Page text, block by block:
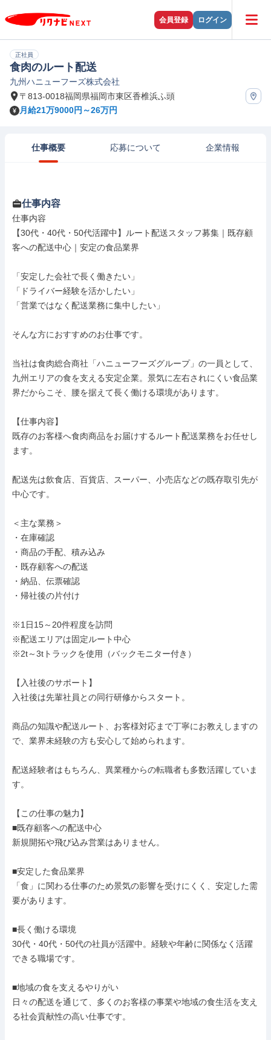
会員登録 ログイン
正社員
食肉のルート配送
九州ハニューフーズ株式会社
〒813-0018福岡県福岡市東区香椎浜ふ頭
月給21万9000円～26万円
仕事概要 応募について 企業情報
仕事内容
仕事内容
【30代・40代・50代活躍中】ルート配送スタッフ募集｜既存顧
客への配送中心｜安定の食品業界
「安定した会社で長く働きたい」
「ドライバー経験を活かしたい」
「営業ではなく配送業務に集中したい」
そんな方におすすめのお仕事です。
当社は食肉総合商社「ハニューフーズグループ」の一員として、
九州エリアの食を支える安定企業。景気に左右されにくい食品業
界だからこそ、腰を据えて長く働ける環境があります。
【仕事内容】
既存のお客様へ食肉商品をお届けするルート配送業務をお任せし
ます。
配送先は飲食店、百貨店、スーパー、小売店などの既存取引先が
中心です。
＜主な業務＞
・在庫確認
・商品の手配、積み込み
・既存顧客への配送
・納品、伝票確認
・帰社後の片付け
※1日15～20件程度を訪問
※配送エリアは固定ルート中心
※2t～3tトラックを使用（バックモニター付き）
【入社後のサポート】
入社後は先輩社員との同行研修からスタート。
商品の知識や配送ルート、お客様対応まで丁寧にお教えしますの
で、業界未経験の方も安心して始められます。
配送経験者はもちろん、異業種からの転職者も多数活躍していま
す。
【この仕事の魅力】
■既存顧客への配送中心
新規開拓や飛び込み営業はありません。
■安定した食品業界
「食」に関わる仕事のため景気の影響を受けにくく、安定した需
要があります。
■長く働ける環境
30代・40代・50代の社員が活躍中。経験や年齢に関係なく活躍
できる職場です。
■地域の食を支えるやりがい
日々の配送を通じて、多くのお客様の事業や地域の食生活を支え
る社会貢献性の高い仕事です。